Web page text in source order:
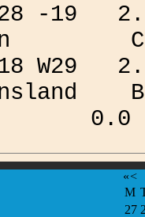
-28 -
C
-18
«<
M
27